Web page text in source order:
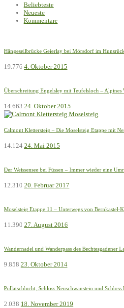
Beliebteste
Neueste
Kommentare
Hängeseilbrücke Geierlay bei Mörsdorf im
19.776 4. Oktober 2015
Überschreitung Engelsley mit Teufelsloch – Alpines
14.663 24. Oktober 2015
Calmont Klettersteig – Die Moselsteig Etappe mit
14.124 24. Mai 2015
Der Weissensee bei Füssen – Immer wieder eine
12.310 20. Februar 2017
Moselsteig Etappe 11 – Unterwegs von Bernkastel-
11.390 27. August 2016
Wandernadel und Wanderpass des Bechtesgadener
9.858 23. Oktober 2014
Pöllatschlucht, Schloss Neuschwanstein und Schloss
2.038 18. November 2019